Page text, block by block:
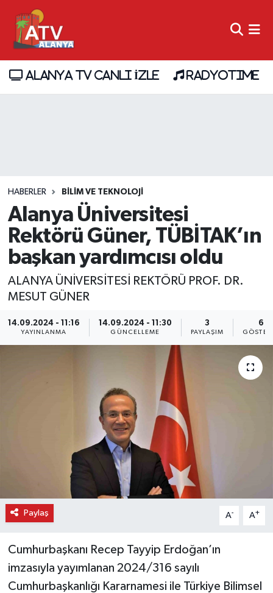
ALANYA TV CANLI İZLE RADYOTIME
HABERLER BİLİM VE TEKNOLOJİ
Alanya Üniversitesi
Rektörü Güner, TÜBİTAK’ın
başkan yardımcısı oldu
ALANYA ÜNİVERSİTESİ REKTÖRÜ PROF. DR.
MESUT GÜNER
14.09.2024 - 11:16
YAYINLANMA
14.09.2024 - 11:30
GÜNCELLEME
3
PAYLAŞIM
6
Paylaş A- A+
Cumhurbaşkanı Recep Tayyip Erdoğan’ın
imzasıyla yayımlanan 2024/316 sayılı
Cumhurbaşkanlığı Kararnamesi ile Türkiye Bilimsel